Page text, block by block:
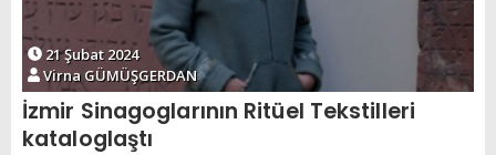
21 Şubat 2024
Virna GÜMÜŞGERDAN
İzmir Sinagoglarının Ritüel Tekstilleri
kataloglaştı